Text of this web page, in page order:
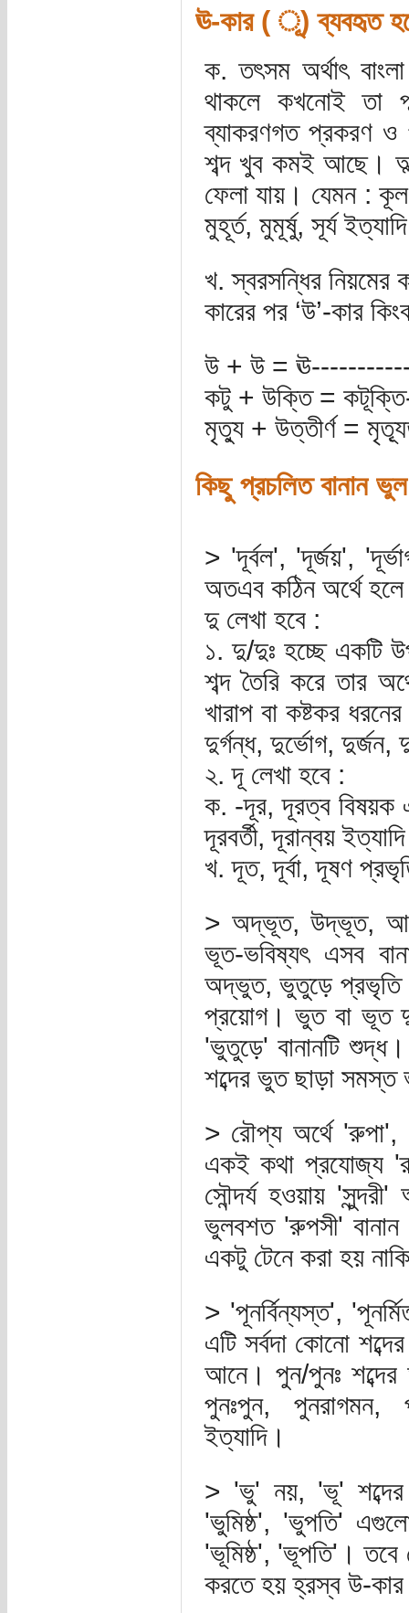
ঊ-কার ( ‍ূ) ব্যবহৃত
ক. তৎসম অর্থাৎ
থাকলে কখনোই তা
ব্যাকরণগত প্রকরণ ও
শব্দ খুব কমই আছে।
ফেলা যায়। যেমন :
মুহূর্ত, মুমূর্ষু, সূর্য
খ. স্বরসন্ধির নিয়মের
কারের পর ‘উ’-কার
উ + উ =
কটু + উক্তি =
মৃত্যু + উত্তীর্ণ =
কিছু প্রচলিত বানান ভুল
> 'দূর্বল', 'দূর্জয়',
অতএব কঠিন অর্থে
দু লেখা হবে :
১. দু/দুঃ হচ্ছে একটি
শব্দ তৈরি করে তার
খারাপ বা কষ্টকর
দুর্গন্ধ, দুর্ভোগ,
২. দূ লেখা হবে :
ক. -দূর, দূরত্ব বিষয়ক
দূরবর্তী, দূরান্বয়
খ. দূত, দূর্বা, দূষণ
> অদ্ভূত, উদ্ভূত,
ভূত-ভবিষ্যৎ এসব
অদ্ভুত, ভুতুড়ে প্রভৃতি
প্রয়োগ। ভুত বা ভূত
'ভুতুড়ে' বানানটি
শব্দের ভুত ছাড়া সমস্ত
> রৌপ্য অর্থে 'রুপা',
একই কথা প্রযোজ্য
সৌন্দর্য হওয়ায়
ভুলবশত 'রুপসী' বানান
একটু টেনে করা হয়
> 'পূনর্বিন্যস্ত',
এটি সর্বদা কোনো
আনে। পুন/পুনঃ শব্দের
পুনঃপুন, পুনরাগমন,
ইত্যাদি।
> 'ভু' নয়, 'ভূ' শব্দের
'ভুমিষ্ঠ', 'ভুপতি'
'ভূমিষ্ঠ', 'ভূপতি'। তবে
করতে হয় হ্রস্ব উ-কার